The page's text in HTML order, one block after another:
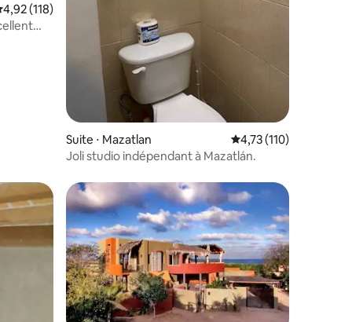
: 4,87 sur 5
moyenne sur la base de 118 commentaires : 4,92 sur 5
4,92 (118)
Suite ⋅ Mazatlan Évaluation moyenne
4,73 (110)
Joli studio indépendant à Mazatlán.